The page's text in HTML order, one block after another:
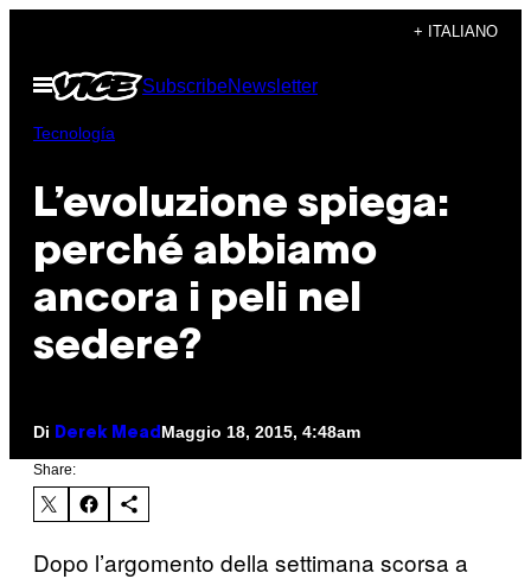
contenuto
+ ITALIANO
Apri
SubscribeNewsletter
Tecnología
L’evoluzione spiega:
perché abbiamo
ancora i peli nel
sedere?
Di Derek Mead Maggio 18, 2015, 4:48am
Share:
Dopo l’argomento della settimana scorsa a